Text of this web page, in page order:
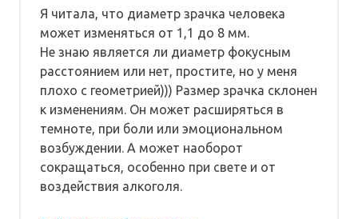
Я читала, что диаметр зрачка человека
может изменяться от 1,1 до 8 мм.
Не знаю является ли диаметр фокусным
расстоянием или нет, простите, но у меня
плохо с геометрией))) Размер зрачка склонен
к изменениям. Он может расширяться в
темноте, при боли или эмоциональном
возбуждении. А может наоборот
сокращаться, особенно при свете и от
воздействия алкоголя.